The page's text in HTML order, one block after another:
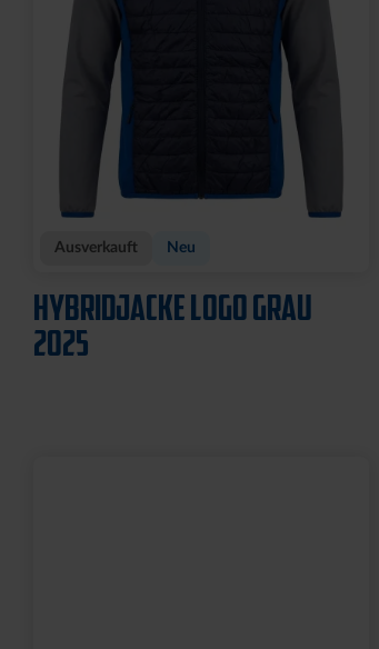
Ausverkauft Neu
HYBRIDJACKE LOGO GRAU
2025